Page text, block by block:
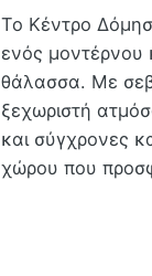
Το Κέντρο
ενός μοντέρνου
θάλασσα. Με
ξεχωριστή
και σύγχρονες
χώρου που